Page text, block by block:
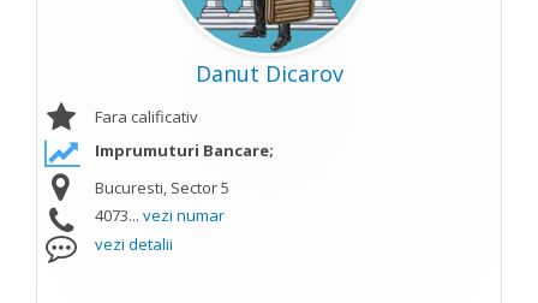
Danut Dicarov
Fara calificativ
Imprumuturi Bancare;
Bucuresti, Sector 5
4073... vezi numar
vezi detalii